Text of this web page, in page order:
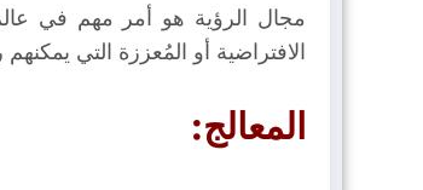
مجال الرؤية هو أمر مهم في عالم
الافتراضية أو المُعززة التي
المعالج: